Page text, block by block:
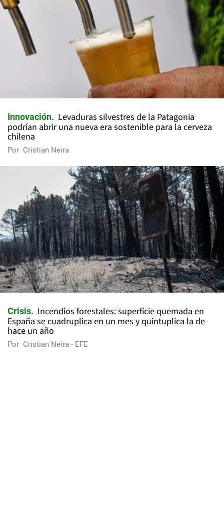
Innovación
Levaduras silvestres de la Patagonia
podrían abrir una nueva era sostenible para la cerveza
chilena
Por Cristian Neira
Crisis
Incendios forestales: superficie quemada en
España se cuadruplica en un mes y quintuplica la de
hace un año
Por Cristian Neira - EFE